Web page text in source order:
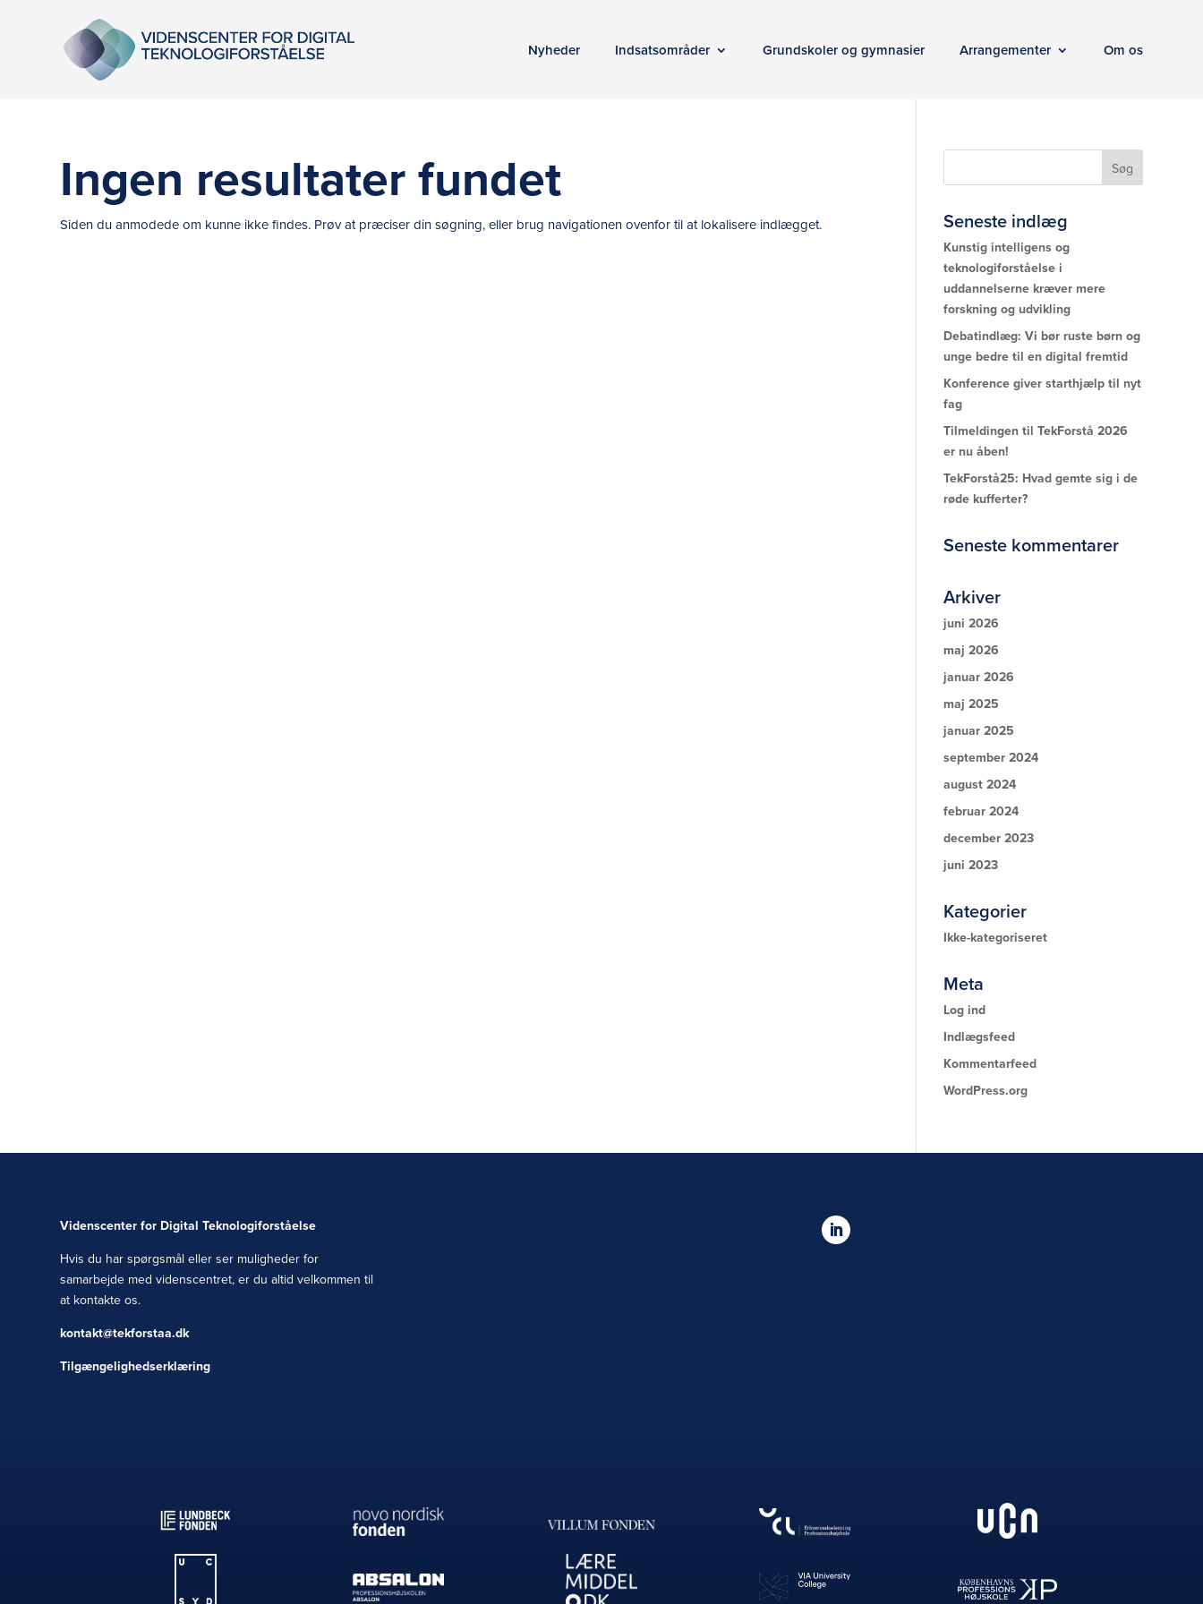
Nyheder Indsatsområder Grundskoler og gymnasier Arrangementer Om os
Ingen resultater fundet
Siden du anmodede om kunne ikke findes. Prøv at præciser din søgning, eller brug navigationen ovenfor til at lokalisere indlægget. Seneste indlæg
Kunstig intelligens og
teknologiforståelse i
uddannelserne kræver mere
forskning og udvikling
Debatindlæg: Vi bør ruste børn og
unge bedre til en digital fremtid
Konference giver starthjælp til nyt
fag
Tilmeldingen til TekForstå 2026
er nu åben!
TekForstå25: Hvad gemte sig i de
røde kufferter?
Seneste kommentarer
Arkiver
juni 2026
maj 2026
januar 2026
maj 2025
januar 2025
september 2024
august 2024
februar 2024
december 2023
juni 2023
Kategorier
Ikke-kategoriseret
Meta
Log ind
Indlægsfeed
Kommentarfeed
WordPress.org
Videnscenter for Digital Teknologiforståelse
Hvis du har spørgsmål eller ser muligheder for
samarbejde med videnscentret, er du altid velkommen til
at kontakte os.
kontakt@tekforstaa.dk
Tilgængelighedserklæring